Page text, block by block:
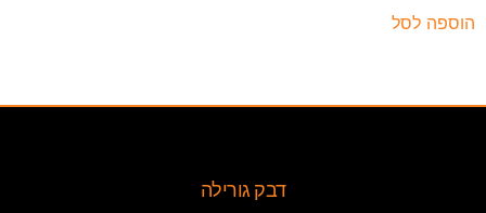
הוספה לסל
דבק גורילה